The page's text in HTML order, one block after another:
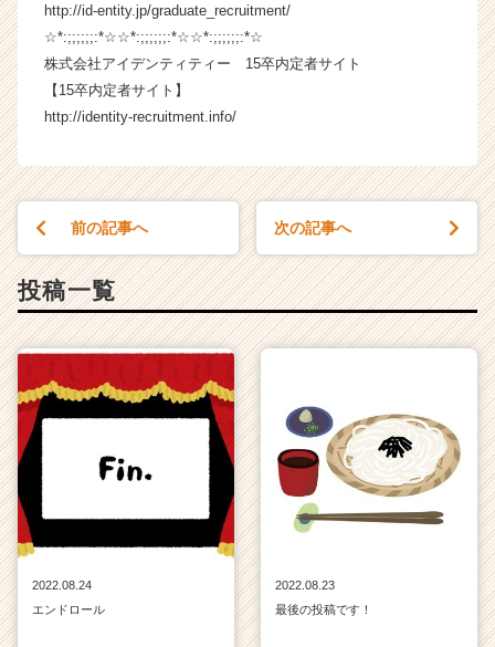
http://id-entity.jp/graduate_recruitment/
☆*:;;;;;;:*☆☆*:;;;;;;:*☆☆*:;;;;;;:*☆
株式会社アイデンティティー 15卒内定者サイト
【15卒内定者サイト】
http://identity-recruitment.info/
前の記事へ 次の記事へ
投稿一覧
2022.08.24
エンドロール
2022.08.23
最後の投稿です！